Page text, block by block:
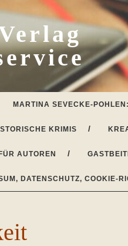
MARTINA SEVECKE-
KRIMIS
AUTOREN
DATENSCHUTZ, COOKIE-